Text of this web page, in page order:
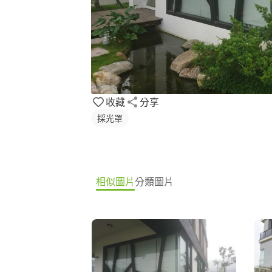
收藏 分享
採光罩
相似圖片分類圖片